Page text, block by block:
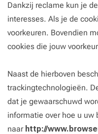
Dankzij reclame kun je
interesses. Als je de
voorkeuren. Bovendien
cookies die jouw
Naast de hierboven
trackingtechnologieën.
dat je gewaarschuwd
informatie over hoe u uw
naar http://